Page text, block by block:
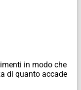
in modo che
di quanto accade